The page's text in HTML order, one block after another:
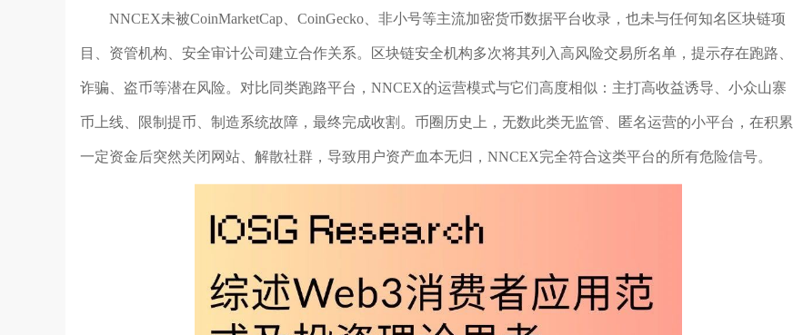
NNCEX未被CoinMarketCap、CoinGecko、非小号等主流加密货币数据平台收录，也未与任何知名区块链项
目、资管机构、安全审计公司建立合作关系。区块链安全机构多次将其列入高风险交易所名单，提示存在跑路、
诈骗、盗币等潜在风险。对比同类跑路平台，NNCEX的运营模式与它们高度相似：主打高收益诱导、小众山寨
币上线、限制提币、制造系统故障，最终完成收割。币圈历史上，无数此类无监管、匿名运营的小平台，在积累
一定资金后突然关闭网站、解散社群，导致用户资产血本无归，NNCEX完全符合这类平台的所有危险信号。